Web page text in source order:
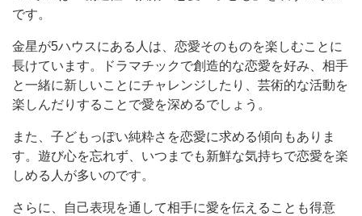
です。
金星が5ハウスにある人は、恋愛そのものを楽しむことに
長けています。ドラマチックで創造的な恋愛を好み、相手
と一緒に新しいことにチャレンジしたり、芸術的な活動を
楽しんだりすることで愛を深めるでしょう。
また、子どもっぽい純粋さを恋愛に求める傾向もありま
す。遊び心を忘れず、いつまでも新鮮な気持ちで恋愛を楽
しめる人が多いのです。
さらに、自己表現を通して相手に愛を伝えることも得意